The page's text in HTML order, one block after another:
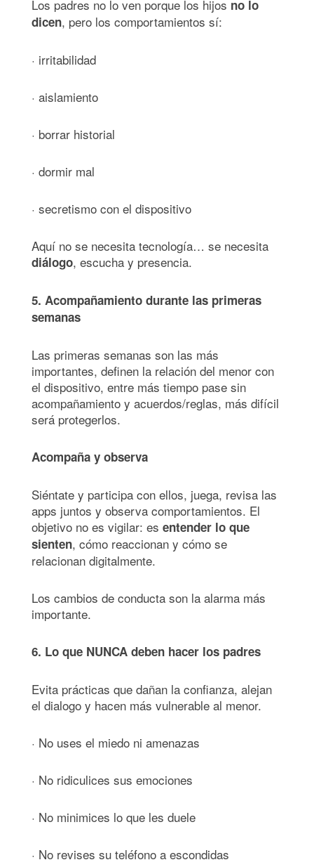
Los padres no lo ven porque los hijos no lo
dicen, pero los comportamientos sí:
· irritabilidad
· aislamiento
· borrar historial
· dormir mal
· secretismo con el dispositivo
Aquí no se necesita tecnología… se necesita
diálogo, escucha y presencia.
5. Acompañamiento durante las primeras
semanas
Las primeras semanas son las más
importantes, definen la relación del menor con
el dispositivo, entre más tiempo pase sin
acompañamiento y acuerdos/reglas, más difícil
será protegerlos.
Acompaña y observa
Siéntate y participa con ellos, juega, revisa las
apps juntos y observa comportamientos. El
objetivo no es vigilar: es entender lo que
sienten, cómo reaccionan y cómo se
relacionan digitalmente.
Los cambios de conducta son la alarma más
importante.
6. Lo que NUNCA deben hacer los padres
Evita prácticas que dañan la confianza, alejan
el dialogo y hacen más vulnerable al menor.
· No uses el miedo ni amenazas
· No ridiculices sus emociones
· No minimices lo que les duele
· No revises su teléfono a escondidas